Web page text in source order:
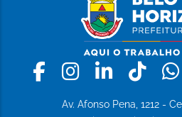
Facebook
Instagram
Av. Afonso Pena, 1212 -